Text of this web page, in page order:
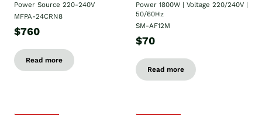
Power Source 220-240V
MFPA-24CRN8
$760
Read more
Power 1800W | Voltage 220/240V |
50/60Hz
SM-AF12M
$70
Read more